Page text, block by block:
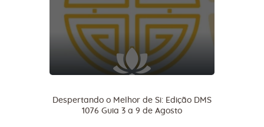
Despertando o Melhor de Si: Edição DMS
1076 Guia 3 a 9 de Agosto